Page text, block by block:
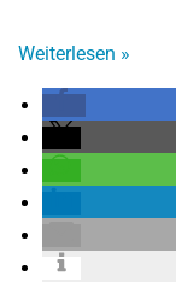
Weiterlesen »